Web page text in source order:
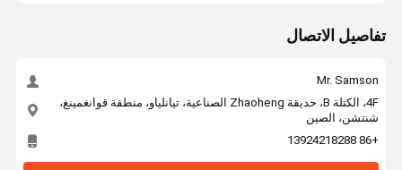
تفاصيل الاتصال
Mr. Samson
4F، الكتلة B، حديقة Zhaoheng الصناعية، تيانلياو، منطقة قوانغمينغ،
شنتشن، الصين
+86 13924218288